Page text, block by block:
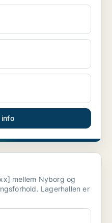
info
mellem Nyborg og
Lagerhallen er